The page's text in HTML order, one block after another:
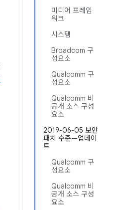
미디어 프레임
워크
시스템
Broadcom 구
성요소
Qualcomm 구
성요소
Qualcomm 비
공개 소스 구성
요소
2019-06-05 보안
패치 수준—업데이
트
Qualcomm 구
성요소
Qualcomm 비
공개 소스 구성
요소